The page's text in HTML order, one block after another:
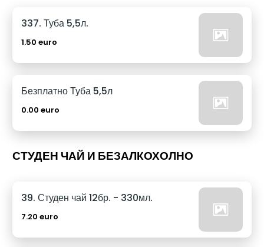
337. Туба 5,5л.
1.50 euro
Безплатно Туба 5,5л
0.00 euro
СТУДЕН ЧАЙ И БЕЗАЛКОХОЛНО
39. Студен чай 12бр. - 330мл.
7.20 euro